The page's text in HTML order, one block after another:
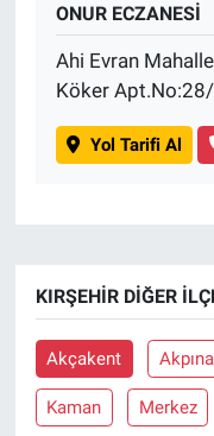
ONUR ECZANESİ
Ahi Evran
Köker
Yol Tarifi Al
KIRŞEHIR DIĞER
Akçakent
Kaman Merkez